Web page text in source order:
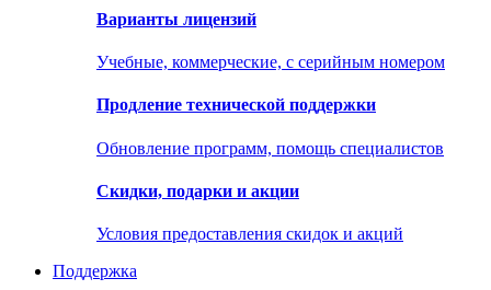
Варианты лицензий
Учебные, коммерческие, с серийным номером
Продление технической поддержки
Обновление программ, помощь специалистов
Скидки, подарки и акции
Условия предоставления скидок и акций
Поддержка